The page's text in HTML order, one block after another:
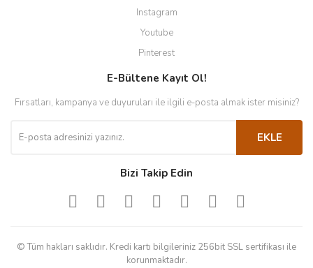
Instagram
Youtube
Pinterest
E-Bültene Kayıt Ol!
Fırsatları, kampanya ve duyuruları ile ilgili e-posta almak ister misiniz?
EKLE
Bizi Takip Edin
© Tüm hakları saklıdır. Kredi kartı bilgileriniz 256bit SSL sertifikası ile
korunmaktadır.